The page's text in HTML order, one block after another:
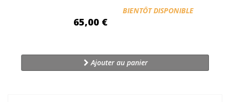
65,00 €
Disponibilité:
BIENTÔT DISPONIBLE
Ajouter au panier